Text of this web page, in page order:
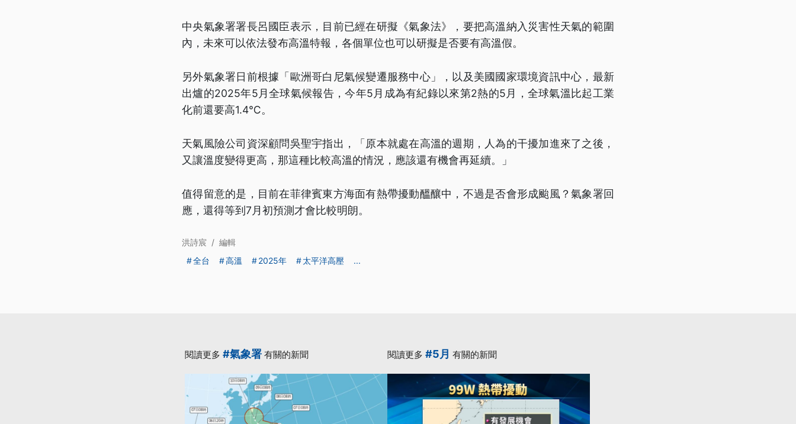
中央氣象署署長呂國臣表示，目前已經在研擬《氣象法》，要把高溫納入災害性天氣的範圍
內，未來可以依法發布高溫特報，各個單位也可以研擬是否要有高溫假。
另外氣象署日前根據「歐洲哥白尼氣候變遷服務中心」，以及美國國家環境資訊中心，最新
出爐的2025年5月全球氣候報告，今年5月成為有紀錄以來第2熱的5月，全球氣溫比起工業
化前還要高1.4℃。
天氣風險公司資深顧問吳聖宇指出，「原本就處在高溫的週期，人為的干擾加進來了之後，
又讓溫度變得更高，那這種比較高溫的情況，應該還有機會再延續。」
值得留意的是，目前在菲律賓東方海面有熱帶擾動醞釀中，不過是否會形成颱風？氣象署回
應，還得等到7月初預測才會比較明朗。
洪詩宸 / 編輯
全台
高溫 2025年 太平洋高壓 ...
閱讀更多 #氣象署 有關的新聞 閱讀更多 #5月 有關的新聞